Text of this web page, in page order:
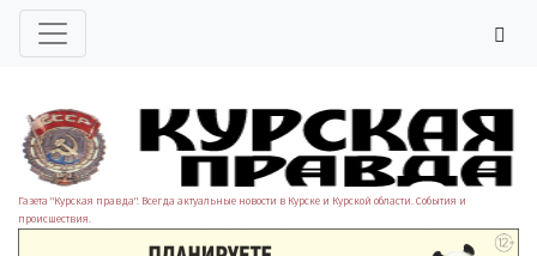
Газета "Курская правда". Всегда актуальные новости в Курске и Курской области. События и
происшествия.